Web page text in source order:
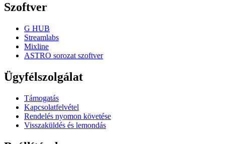
Szoftver
G HUB
Streamlabs
Mixline
ASTRO sorozat szoftver
Ügyfélszolgálat
Támogatás
Kapcsolatfelvétel
Rendelés nyomon követése
Visszaküldés és lemondás